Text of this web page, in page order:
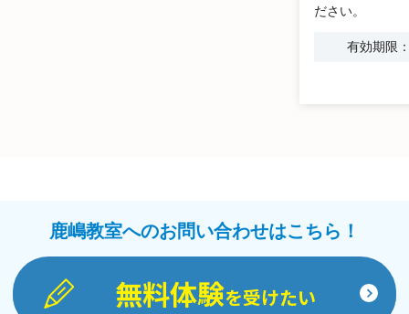
ださい。
有効期限
鹿嶋教室へのお問い合わせはこちら！
無料体験を受けたい